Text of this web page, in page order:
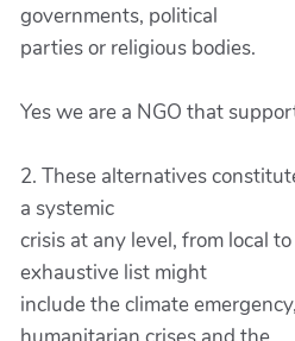
governments, political
parties or religious bodies.
Yes we are a NGO that
2. These alternatives
a systemic
crisis at any level, from local
exhaustive list might
include the climate